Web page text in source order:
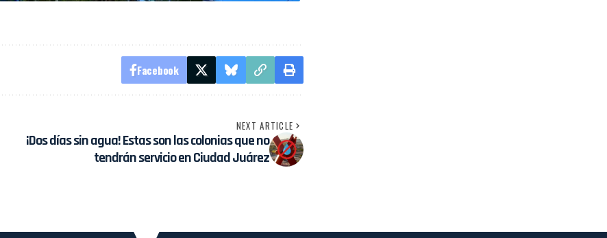
Facebook
NEXT ARTICLE
¡Dos días sin agua! Estas son las colonias que no
tendrán servicio en Ciudad Juárez